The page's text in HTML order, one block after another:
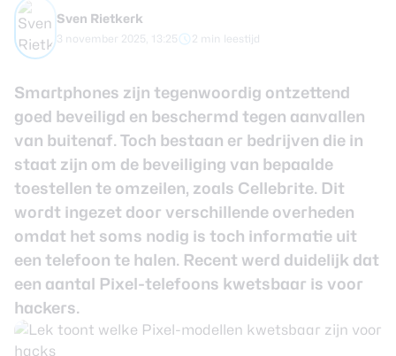
Sven Rietkerk
3 november 2025, 13:25 2 min leestijd
Smartphones zijn tegenwoordig ontzettend
goed beveiligd en beschermd tegen aanvallen
van buitenaf. Toch bestaan er bedrijven die in
staat zijn om de beveiliging van bepaalde
toestellen te omzeilen, zoals Cellebrite. Dit
wordt ingezet door verschillende overheden
omdat het soms nodig is toch informatie uit
een telefoon te halen. Recent werd duidelijk dat
een aantal Pixel-telefoons kwetsbaar is voor
hackers.
Login
Nieuwsbrief
Over ons